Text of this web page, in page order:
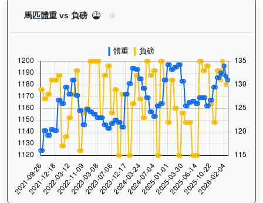
馬匹體重 vs 負磅 狀元及第（E392）— 馬匹體重與負磅